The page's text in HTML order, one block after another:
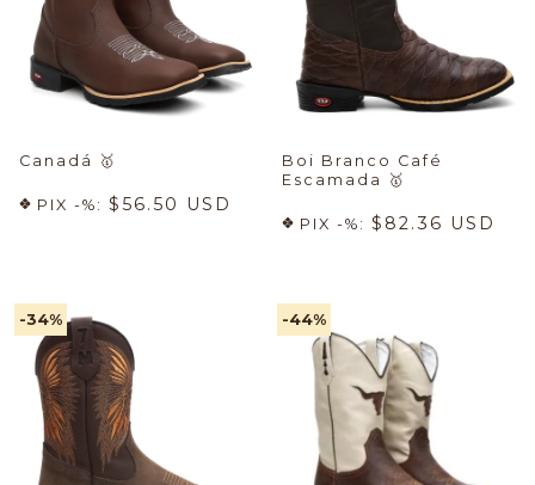
Canadá 🥇
PIX -%: $56.50 USD
Boi Branco Café
Escamada
🥇
PIX -%: $82.36 USD
-34% -44%